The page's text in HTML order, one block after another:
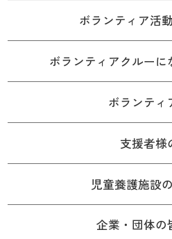
ボランティア活
ボランティアクルーに
ボランティ
支援者様
児童養護施設
企業・団体の